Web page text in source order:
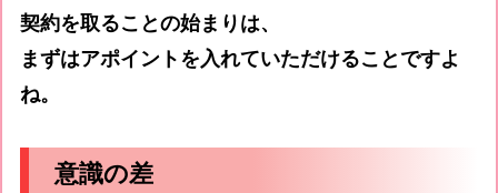
契約を取ることの始まりは、
まずはアポイントを入れていただけることですよ
ね。
意識の差